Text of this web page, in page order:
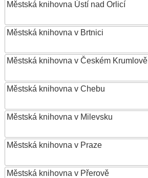
Městská knihovna Ústí nad Orlicí
Městská knihovna v Brtnici
Městská knihovna v Českém Krumlově
Městská knihovna v Chebu
Městská knihovna v Milevsku
Městská knihovna v Praze
Městská knihovna v Přerově